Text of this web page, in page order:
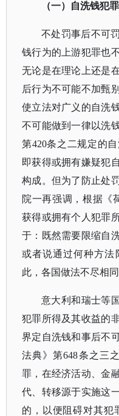
（一）自洗钱犯
不处罚事后不可
钱行为的上游犯罪也
无论是在理论上还是
后行为不可能不加甄
使立法对广义的自洗
不可能做到一律以洗
第420条之二规定的
即获得或拥有嫌疑犯
构成。但为了防止处
院一再强调，根据《
获得或拥有个人犯罪
于：既然需要限缩自
或者说通过何种方法
此，各国做法不尽相同
意大利和瑞士等
犯罪所得及其收益的
界定自洗钱和事后不
法典》第648条之三
罪，在经济活动、金
代、转移源于实施这
的，以便阻碍对其犯